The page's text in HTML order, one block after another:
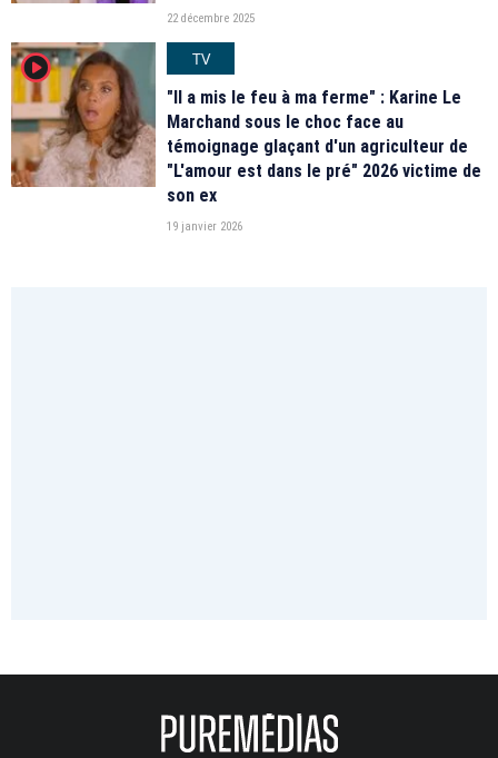
22 décembre 2025
player2
TV
"Il a mis le feu à ma ferme" : Karine Le
Marchand sous le choc face au
témoignage glaçant d'un agriculteur de
"L'amour est dans le pré" 2026 victime de
son ex
19 janvier 2026